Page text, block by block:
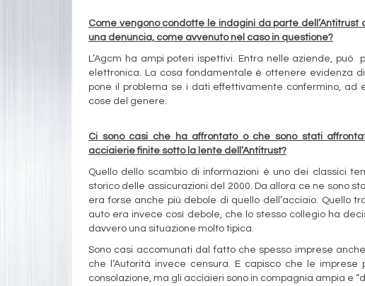
Come vengono condotte le indagini da parte
una denuncia, come avvenuto nel caso in questione?
L’Agcm ha ampi poteri ispettivi. Entra nelle aziende,
elettronica. La cosa fondamentale è ottenere evidenza
pone il problema se i dati effettivamente confermino, ad
cose del genere.
Ci sono casi che ha affrontato o che sono stati
acciaierie finite sotto la lente dell’Antitrust?
Quello dello scambio di informazioni è uno dei classici
storico delle assicurazioni del 2000. Da allora ce ne sono
era forse anche più debole di quello dell’acciaio. Quello
auto era invece così debole, che lo stesso collegio ha
davvero una situazione molto tipica.
Sono casi accomunati dal fatto che spesso imprese
che l’Autorità invece censura. E capisco che le
consolazione, ma gli acciaieri sono in compagnia ampia e